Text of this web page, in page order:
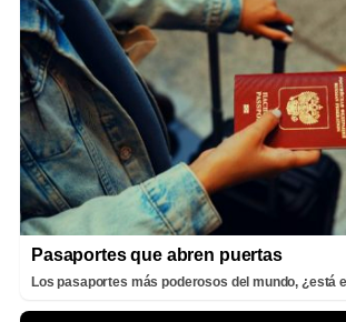
Pasaportes que abren puertas
Los pasaportes más poderosos del mundo, ¿está